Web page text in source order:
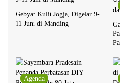
Gebyar Kulit Jogja, Digelar 9-
11 Juni di Manding
Agenda